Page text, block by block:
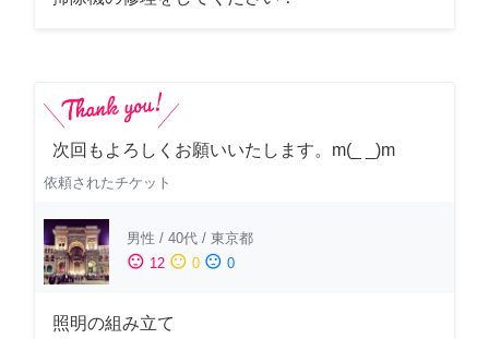
次回もよろしくお願いいたします。m(_ _)m
依頼されたチケット
男性 / 40代 / 東京都
sentiment_satisfied 12 sentiment_neutral 0 sentiment_dissatisfied 0
照明の組み立て